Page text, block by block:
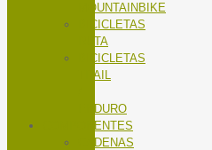
MOUNTAINBIKE
BICICLETAS
RUTA
BICICLETAS
TRAIL
ENDURO
COMPONENTES
CADENAS